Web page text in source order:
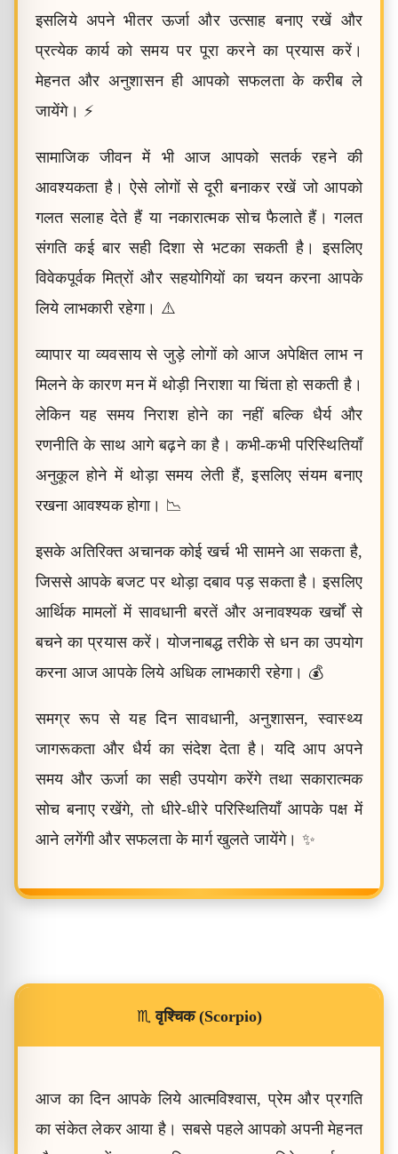
इसलिये अपने भीतर ऊर्जा और उत्साह बनाए रखें और
प्रत्येक कार्य को समय पर पूरा करने का प्रयास करें।
मेहनत और अनुशासन ही आपको सफलता के करीब ले
जायेंगे। ⚡
सामाजिक जीवन में भी आज आपको सतर्क रहने की
आवश्यकता है। ऐसे लोगों से दूरी बनाकर रखें जो आपको
गलत सलाह देते हैं या नकारात्मक सोच फैलाते हैं। गलत
संगति कई बार सही दिशा से भटका सकती है। इसलिए
विवेकपूर्वक मित्रों और सहयोगियों का चयन करना आपके
लिये लाभकारी रहेगा। ⚠️
व्यापार या व्यवसाय से जुड़े लोगों को आज अपेक्षित लाभ न
मिलने के कारण मन में थोड़ी निराशा या चिंता हो सकती है।
लेकिन यह समय निराश होने का नहीं बल्कि धैर्य और
रणनीति के साथ आगे बढ़ने का है। कभी-कभी परिस्थितियाँ
अनुकूल होने में थोड़ा समय लेती हैं, इसलिए संयम बनाए
रखना आवश्यक होगा। 📉
इसके अतिरिक्त अचानक कोई खर्च भी सामने आ सकता है,
जिससे आपके बजट पर थोड़ा दबाव पड़ सकता है। इसलिए
आर्थिक मामलों में सावधानी बरतें और अनावश्यक खर्चों से
बचने का प्रयास करें। योजनाबद्ध तरीके से धन का उपयोग
करना आज आपके लिये अधिक लाभकारी रहेगा। 💰
समग्र रूप से यह दिन सावधानी, अनुशासन, स्वास्थ्य
जागरूकता और धैर्य का संदेश देता है। यदि आप अपने
समय और ऊर्जा का सही उपयोग करेंगे तथा सकारात्मक
सोच बनाए रखेंगे, तो धीरे-धीरे परिस्थितियाँ आपके पक्ष में
आने लगेंगी और सफलता के मार्ग खुलते जायेंगे। ✨
♏वृश्चिक (Scorpio)
आज का दिन आपके लिये आत्मविश्वास, प्रेम और प्रगति
का संकेत लेकर आया है। सबसे पहले आपको अपनी मेहनत